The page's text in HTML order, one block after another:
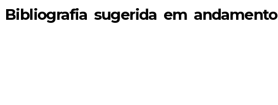
Bibliografia sugerida em andamento